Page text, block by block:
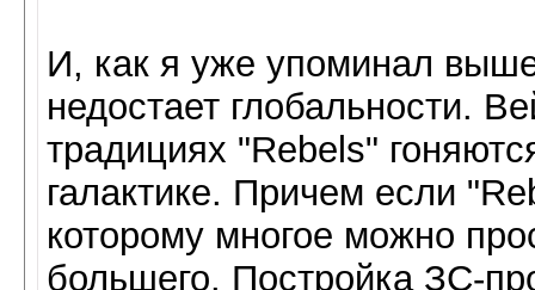
И, как я уже упоминал
недостает глобальности.
традициях "Rebels"
галактике. Причем если
которому многое можно
большего. Постройка ЗС-